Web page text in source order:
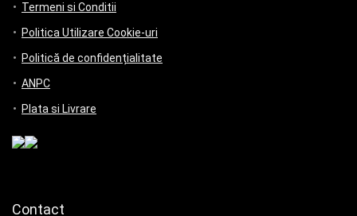
Termeni si Conditii
Politica Utilizare Cookie-uri
Politică de confidențialitate
ANPC
Plata si Livrare
Contact